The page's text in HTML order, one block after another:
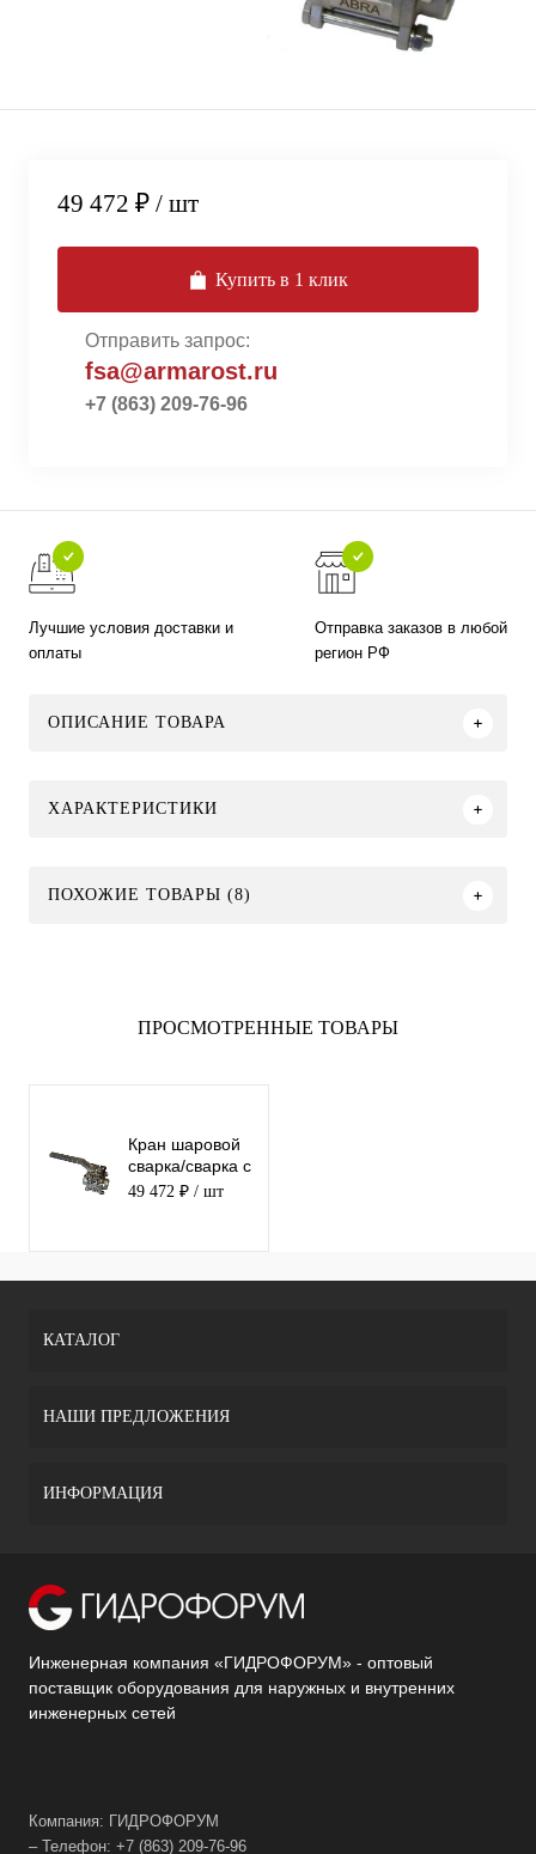
49 472 ₽ / шт
Купить в 1 клик
Отправить запрос:
fsa@armarost.ru
+7 (863) 209-76-96
Лучшие условия доставки и
оплаты
Отправка заказов в любой
регион РФ
ОПИСАНИЕ ТОВАРА
ХАРАКТЕРИСТИКИ
ПОХОЖИЕ ТОВАРЫ (8)
ПРОСМОТРЕННЫЕ ТОВАРЫ
Кран шаровой
сварка/сварка с
ISO фланцем
49 472 ₽ / шт
КАТАЛОГ
НАШИ ПРЕДЛОЖЕНИЯ
ИНФОРМАЦИЯ
Инженерная компания «ГИДРОФОРУМ» - оптовый
поставщик оборудования для наружных и внутренних
инженерных сетей
Компания: ГИДРОФОРУМ
– Телефон: +7 (863) 209-76-96